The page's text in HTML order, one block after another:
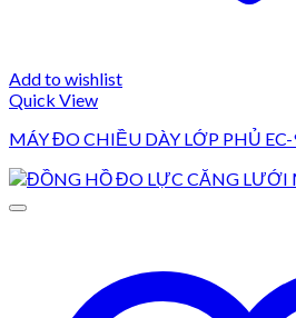
Add to wishlist
Quick View
MÁY ĐO CHIỀU DÀY LỚP PHỦ